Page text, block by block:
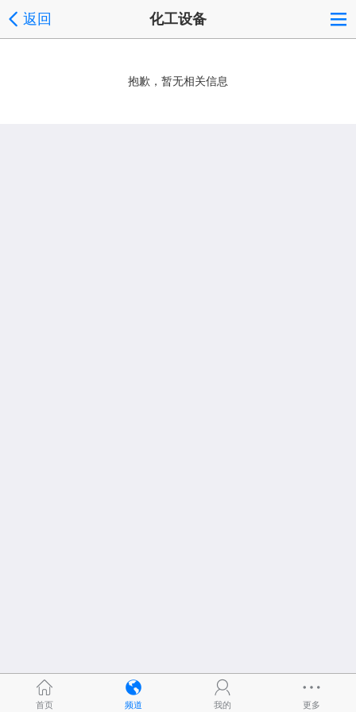
返回 化工设备
抱歉，暂无相关信息
首页 频道 我的 更多